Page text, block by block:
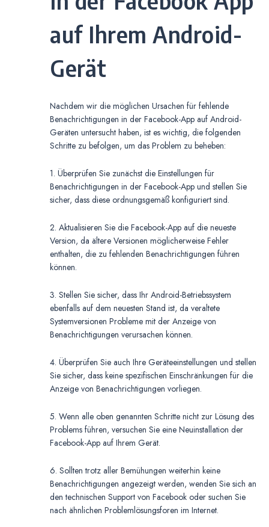
auf Ihrem Android-
Gerät
Nachdem wir die möglichen Ursachen für fehlende
Benachrichtigungen in der Facebook-App auf Android-
Geräten untersucht haben, ist es wichtig, die folgenden
Schritte zu befolgen, um das Problem zu beheben:
1. Überprüfen Sie zunächst die Einstellungen für
Benachrichtigungen in der Facebook-App und stellen Sie
sicher, dass diese ordnungsgemäß konfiguriert sind.
2. Aktualisieren Sie die Facebook-App auf die neueste
Version, da ältere Versionen möglicherweise Fehler
enthalten, die zu fehlenden Benachrichtigungen führen
können.
3. Stellen Sie sicher, dass Ihr Android-Betriebssystem
ebenfalls auf dem neuesten Stand ist, da veraltete
Systemversionen Probleme mit der Anzeige von
Benachrichtigungen verursachen können.
4. Überprüfen Sie auch Ihre Geräteeinstellungen und stellen
Sie sicher, dass keine spezifischen Einschränkungen für die
Anzeige von Benachrichtigungen vorliegen.
5. Wenn alle oben genannten Schritte nicht zur Lösung des
Problems führen, versuchen Sie eine Neuinstallation der
Facebook-App auf Ihrem Gerät.
6. Sollten trotz aller Bemühungen weiterhin keine
Benachrichtigungen angezeigt werden, wenden Sie sich an
den technischen Support von Facebook oder suchen Sie
nach ähnlichen Problemlösungsforen im Internet.